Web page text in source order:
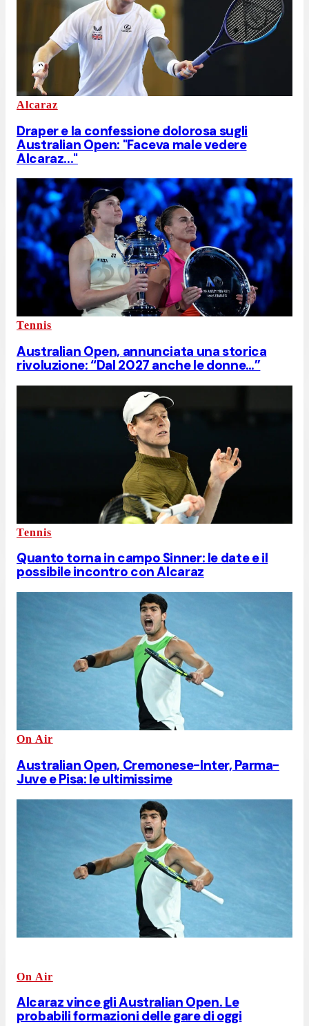
Alcaraz
Draper e la confessione dolorosa sugli
Australian Open: "Faceva male vedere
Alcaraz..."
Tennis
Australian Open, annunciata una storica
rivoluzione: “Dal 2027 anche le donne…”
Tennis
Quanto torna in campo Sinner: le date e il
possibile incontro con Alcaraz
On Air
Australian Open, Cremonese-Inter, Parma-
Juve e Pisa: le ultimissime
On Air
Alcaraz vince gli Australian Open. Le
probabili formazioni delle gare di oggi